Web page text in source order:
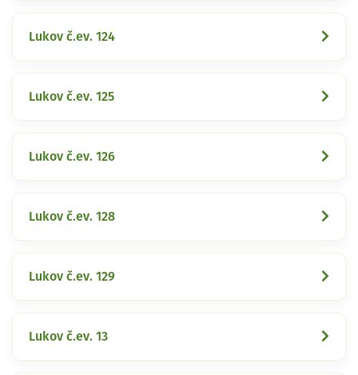
Lukov č.ev. 124
Lukov č.ev. 125
Lukov č.ev. 126
Lukov č.ev. 128
Lukov č.ev. 129
Lukov č.ev. 13